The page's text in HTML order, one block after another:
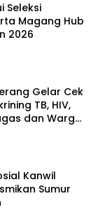
Seleksi
Magang Hub
2026
Gelar Cek
TB, HIV,
dan Warga
Kanwil
Sumur